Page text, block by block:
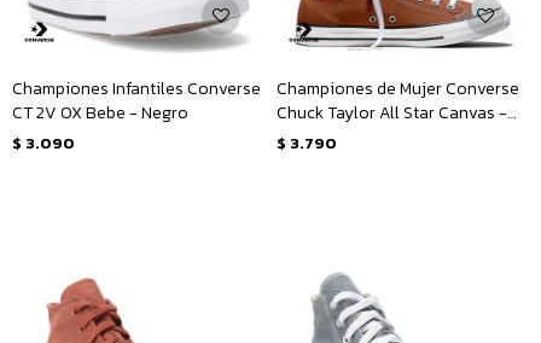
Championes Infantiles Converse
CT 2V OX Bebe - Negro
$ 3.090
Championes de Mujer Converse
Chuck Taylor All Star Canvas -
Marrón
$ 3.790